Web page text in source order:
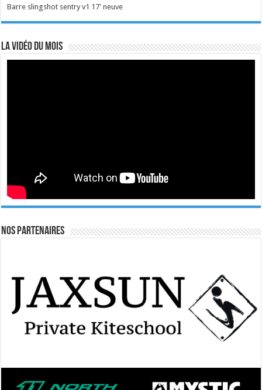
Barre slingshot sentry v1 17' neuve
La vidéo du mois
Nos Partenaires